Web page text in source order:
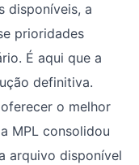
disponíveis, a
prioridades
É aqui que a
definitiva.
o melhor
MPL consolidou
arquivo disponível